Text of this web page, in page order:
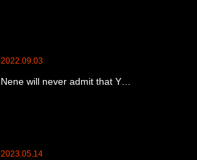
2022.09.03
Nene will never admit that Y…
2023.05.14